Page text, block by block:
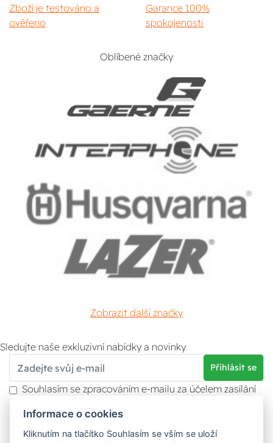
Zboží je testováno a
ověřeno
Garance 100%
spokojenosti
Oblíbené značky
Zobrazit další značky
Sledujte naše exkluzivní nabídky a novinky
Přihlásit se
Souhlasím se zpracováním e-mailu za účelem zasílání
Více informací naleznete v
údajů . Souhlas můžete kdykoliv odvolat.
Informace o cookies
Kliknutím na tlačítko Souhlasím se vším se uloží